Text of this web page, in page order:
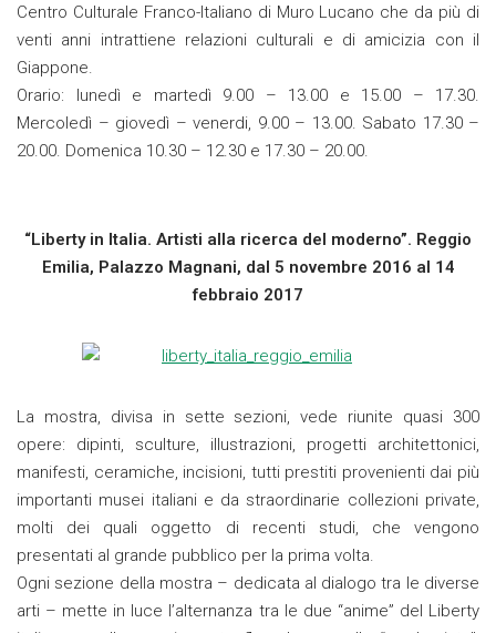
Centro Culturale Franco-Italiano di Muro Lucano che da più di
venti anni intrattiene relazioni culturali e di amicizia con il
Giappone.
Orario: lunedì e martedì 9.00 – 13.00 e 15.00 – 17.30.
Mercoledì – giovedì – venerdi, 9.00 – 13.00. Sabato 17.30 –
20.00. Domenica 10.30 – 12.30 e 17.30 – 20.00.
“Liberty in Italia. Artisti alla ricerca del moderno”. Reggio
Emilia, Palazzo Magnani, dal 5 novembre 2016 al 14
febbraio 2017
La mostra, divisa in sette sezioni, vede riunite quasi 300
opere: dipinti, sculture, illustrazioni, progetti architettonici,
manifesti, ceramiche, incisioni, tutti prestiti provenienti dai più
importanti musei italiani e da straordinarie collezioni private,
molti dei quali oggetto di recenti studi, che vengono
presentati al grande pubblico per la prima volta.
Ogni sezione della mostra – dedicata al dialogo tra le diverse
arti – mette in luce l’alternanza tra le due “anime” del Liberty